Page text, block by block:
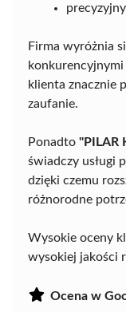
Firma wyróżnia
konkurencyjnymi
klienta znacznie
zaufanie.
Ponadto "PILAR
świadczy usługi
dzięki czemu
różnorodne
Wysokie oceny
wysokiej jakości
Ocena w